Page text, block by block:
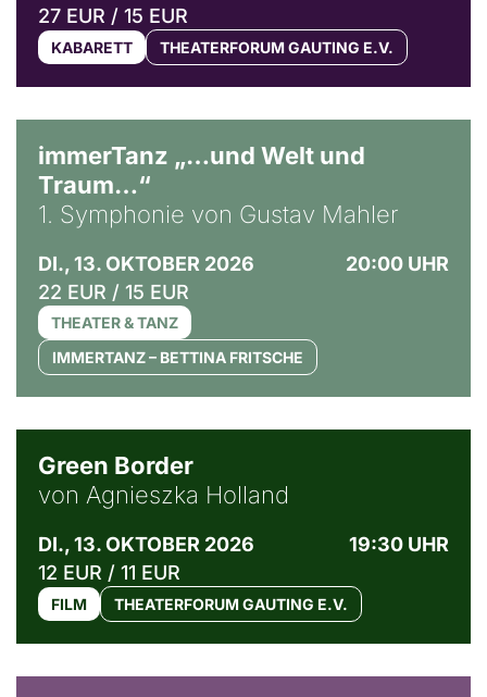
27 EUR / 15 EUR
KABARETT THEATERFORUM GAUTING E.V.
immerTanz „…und Welt und
Traum…“
1. Symphonie von Gustav Mahler
DI., 13. OKTOBER 2026
20:00 UHR
22 EUR / 15 EUR
THEATER & TANZ
IMMERTANZ – BETTINA FRITSCHE
Green Border
von Agnieszka Holland
DI., 13. OKTOBER 2026
19:30 UHR
12 EUR / 11 EUR
FILM THEATERFORUM GAUTING E.V.